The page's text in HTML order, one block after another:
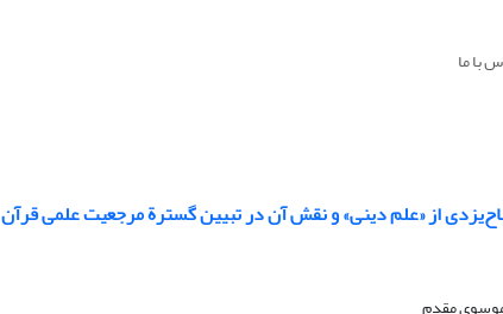
با ما
از «علم دینی» و نقش آن در تبیین گسترة مرجعیت علمی قرآن